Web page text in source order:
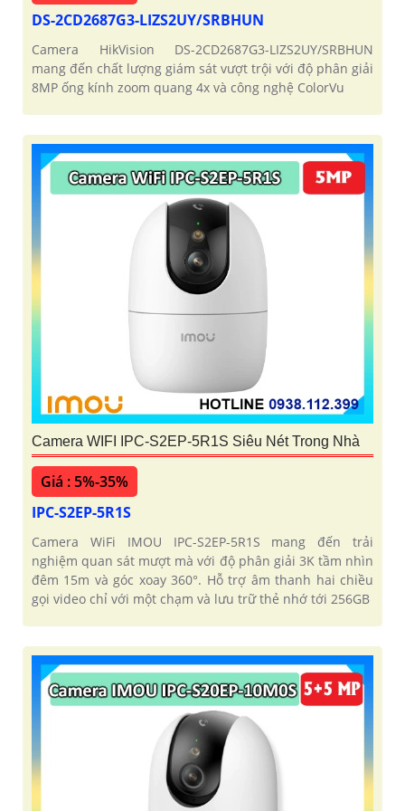
DS-2CD2687G3-LIZS2UY/SRBHUN
Camera HikVision DS-2CD2687G3-LIZS2UY/SRBHUN
mang đến chất lượng giám sát vượt trội với độ phân giải
8MP ống kính zoom quang 4x và công nghệ ColorVu
Camera WIFI IPC-S2EP-5R1S Siêu Nét Trong Nhà
Giá : 5%-35%
IPC-S2EP-5R1S
Camera WiFi IMOU IPC-S2EP-5R1S mang đến trải
nghiệm quan sát mượt mà với độ phân giải 3K tầm nhìn
đêm 15m và góc xoay 360°. Hỗ trợ âm thanh hai chiều
gọi video chỉ với một chạm và lưu trữ thẻ nhớ tới 256GB